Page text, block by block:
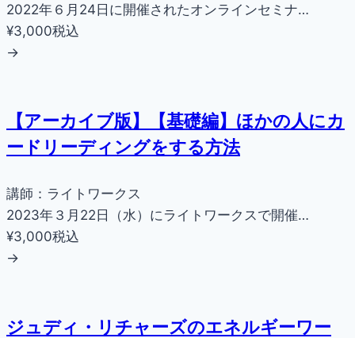
2022年６月24日に開催されたオンラインセミナ…
¥3,000税込
→
【アーカイブ版】【基礎編】ほかの人にカ
ードリーディングをする方法
講師：ライトワークス
2023年３月22日（水）にライトワークスで開催…
¥3,000税込
→
ジュディ・リチャーズのエネルギーワー